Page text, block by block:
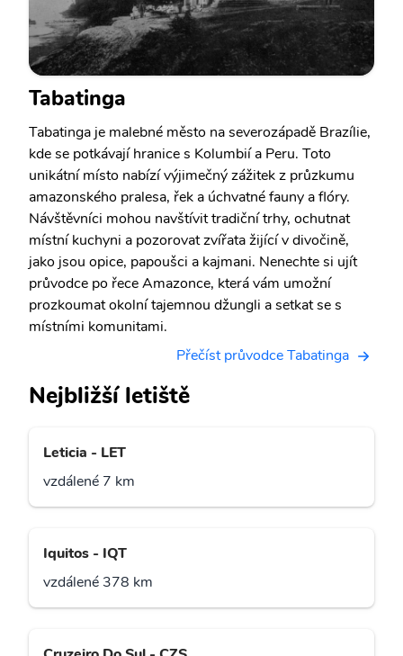
Tabatinga
Tabatinga je malebné město na severozápadě Brazílie,
kde se potkávají hranice s Kolumbií a Peru. Toto
unikátní místo nabízí výjimečný zážitek z průzkumu
amazonského pralesa, řek a úchvatné fauny a flóry.
Návštěvníci mohou navštívit tradiční trhy, ochutnat
místní kuchyni a pozorovat zvířata žijící v divočině,
jako jsou opice, papoušci a kajmani. Nenechte si ujít
průvodce po řece Amazonce, která vám umožní
prozkoumat okolní tajemnou džungli a setkat se s
místními komunitami.
Přečíst průvodce Tabatinga
Nejbližší letiště
Leticia - LET
vzdálené 7 km
Iquitos - IQT
vzdálené 378 km